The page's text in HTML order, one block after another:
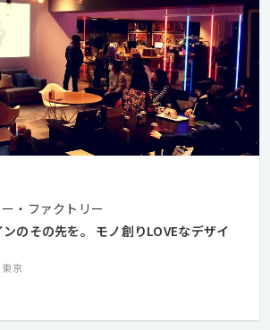
・ファクトリー
のその先を。 モノ創りLOVEなデザイ
東京